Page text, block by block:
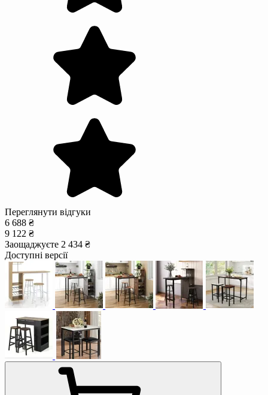
Переглянути відгуки
6 688 ₴
9 122 ₴
Заощаджуєте 2 434 ₴
Доступні версії